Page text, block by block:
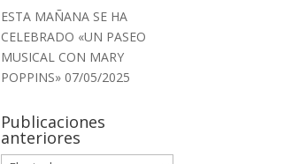
ESTA MAÑANA SE HA
CELEBRADO «UN PASEO
MUSICAL CON MARY
POPPINS» 07/05/2025
Publicaciones
anteriores